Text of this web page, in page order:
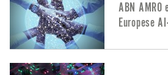
ABN
Europese